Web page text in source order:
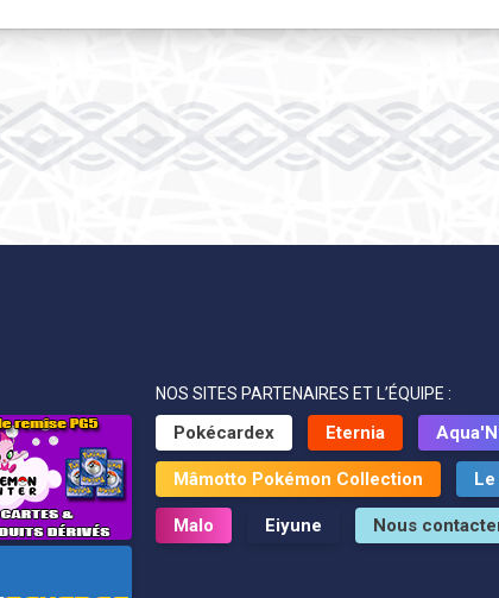
NOS SITES PARTENAIRES ET L’ÉQUIPE :
Pokécardex Eternia
Mâmotto Pokémon Collection
Malo Eiyune Nous